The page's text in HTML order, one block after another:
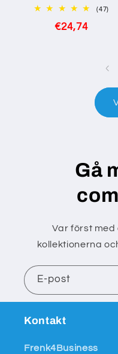
(47)
Ordinarie
€24,74
Gå
Var först
kollektionerna
E-post
Kontakt
Frenk4Business